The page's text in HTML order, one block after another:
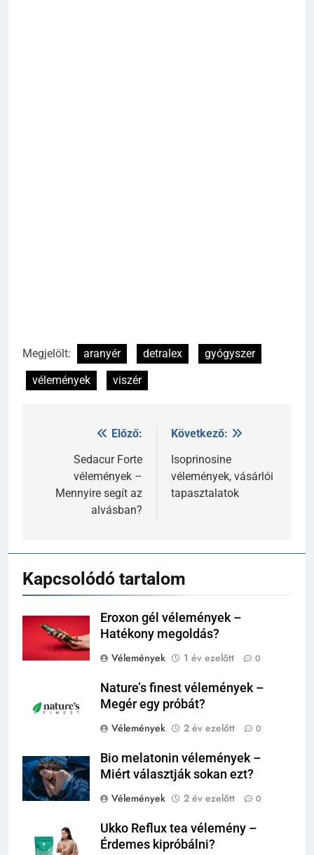
Megjelölt: aranyér detralex
gyógyszer
vélemények
viszér
Bejegyzés
navigáció
Előző:
Sedacur Forte
vélemények –
Mennyire segít az
alvásban?
Következő:
Isoprinosine
vélemények, vásárlói
tapasztalatok
Kapcsolódó tartalom
Eroxon gél vélemények –
Hatékony megoldás?
Vélemények
1 év ezelőtt 0
Nature’s finest vélemények –
Megér egy próbát?
Vélemények
2 év ezelőtt 0
Bio melatonin vélemények –
Miért választják sokan ezt?
Vélemények
2 év ezelőtt 0
Ukko Reflux tea vélemény –
Érdemes kipróbálni?